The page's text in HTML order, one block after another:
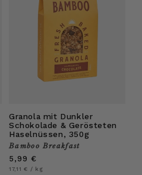
Granola mit Dunkler
Schokolade & Gerösteten
Haselnüssen, 350g
Anbieter:
Bamboo Breakfast
Normaler
Preis
5,99 €
Grundpreis
17,11 € / pro
kg